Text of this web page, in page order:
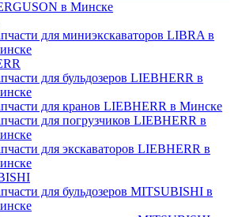
в Минске
для миниэкскаваторов LIBRA в
для бульдозеров LIEBHERR в
для кранов LIEBHERR в Минске
для погрузчиков LIEBHERR в
для экскаваторов LIEBHERR в
для бульдозеров MITSUBISHI в